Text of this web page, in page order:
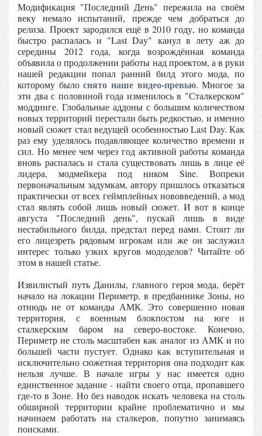
Модификация "Последний День" пережила на своём
веку немало испытаний, прежде чем добраться до
релиза. Проект зародился ещё в 2010 году, но команда
быстро распалась и "Last Day" канул в лету аж до
середины 2012 года, когда возрождённая команда
объявила о продолжении работы над проектом, а в руки
нашей редакции попал ранний билд этого мода, по
которому былоснято наше видео-превью. Многое за
эти два с половиной года изменилось в "Сталкерском"
моддинге. Глобальные аддоны с большим количеством
новых территорий перестали быть редкостью, и именно
новый сюжет стал ведущей особенностью Last Day. Как
раз ему уделялось подавляющее количество времени и
сил. Но менее чем через год активной работы команда
вновь распалась и стала существовать лишь в лице её
лидера, модмейкера под ником Sine. Вопреки
первоначальным задумкам, автору пришлось отказаться
практически от всех геймплейных нововведений, а мод
стал являть собой лишь новый сюжет. И вот в конце
августа "Последний день", пускай лишь в виде
нестабильного билда, предстал перед нами. Стоит ли
его лицезреть рядовым игрокам или же он заслужил
интерес только узких кругов мододелов? Читайте об
этом в нашей статье.
Извилистый путь Данилы, главного героя мода, берёт
начало на локации Периметр, в предбаннике Зоны, но
отнюдь не от команды АМК. Это совершенно новая
территория, с военным блокпостом на юге и
сталкерским баром на северо-востоке. Конечно,
Периметр не столь масштабен как аналог из АМК и по
большей части пустует. Однако как вступительная и
исключительно сюжетная территория она подходит как
нельзя лучше. В начале игры у нас имеется одно
единственное задание - найти своего отца, пропавшего
где-то в Зоне. Но без наводок искать человека на столь
обширной территории крайне проблематично и мы
начинаем работать на сталкеров, попутно занимаясь
поисками.